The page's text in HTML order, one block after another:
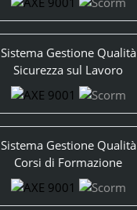
Sistema Gestione Qualità
Sicurezza sul Lavoro
Sistema Gestione Qualità
Corsi di Formazione